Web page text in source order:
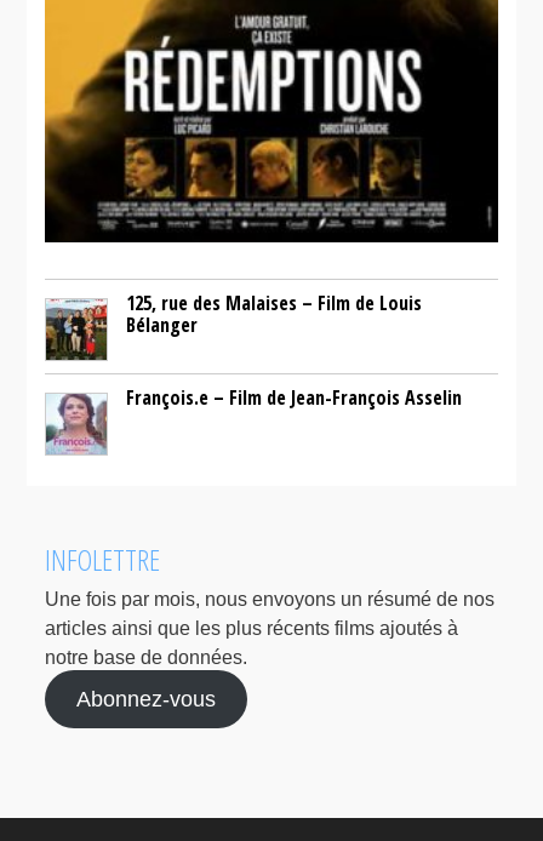
125, rue des Malaises – Film de Louis
Bélanger
François.e – Film de Jean-François Asselin
INFOLETTRE
Une fois par mois, nous envoyons un résumé de nos
articles ainsi que les plus récents films ajoutés à
notre base de données.
Abonnez-vous